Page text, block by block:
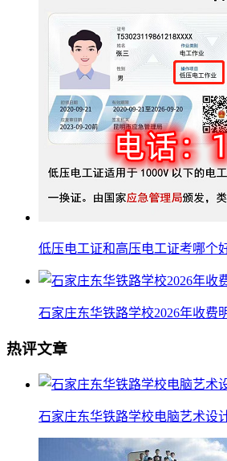
低压电工证和高压电工证考哪个
石家庄东华铁路学校2026年收费
热评文章
石家庄东华铁路学校电脑艺术设